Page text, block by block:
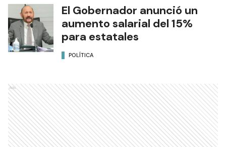
El Gobernador anunció un
aumento salarial del 15%
para estatales
POLÍTICA
Ads